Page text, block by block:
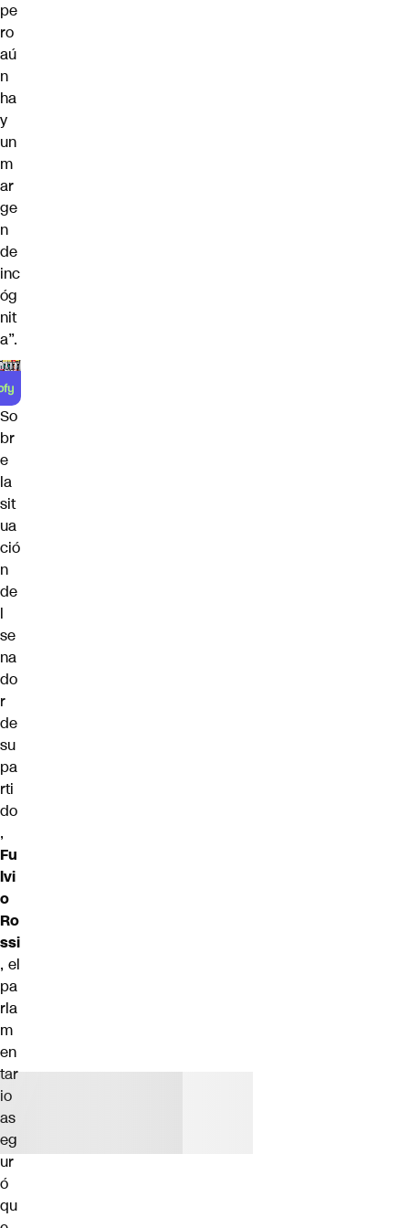
pe
ro
aú
n
ha
y
un
m
ar
ge
n
de
inc
óg
nit
a”.
So
br
e
la
sit
ua
ció
n
de
l
se
na
do
r
de
su
pa
rti
do
,
Fu
lvi
o
Ro
ssi
, el
pa
rla
m
en
tar
io
as
eg
ur
ó
qu